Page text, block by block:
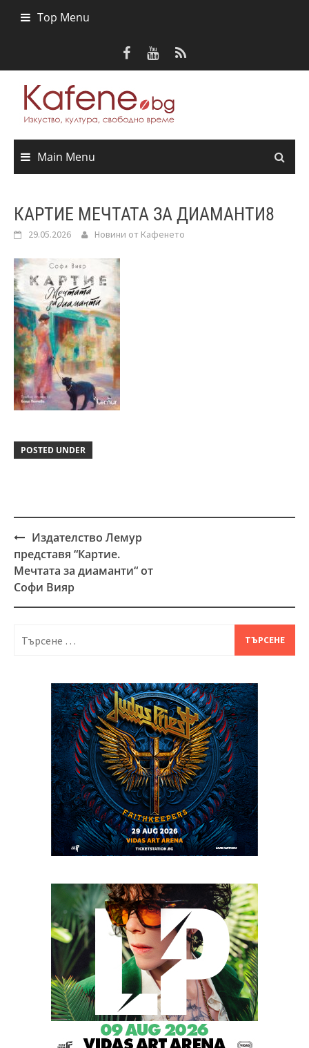
Top Menu
Main Menu
КАРТИЕ МЕЧТАТА ЗА ДИАМАНТИ8
29.05.2026 Новини от Кафенето
POSTED UNDER
Post
navigation
Издателство Лемур
представя “Картие.
Мечтата за диаманти“ от
Софи Вияр
за: